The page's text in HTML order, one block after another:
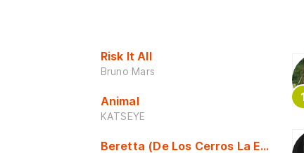
Risk It All
Bruno Mars
Animal
KATSEYE
Beretta (De Los Cerros La Escuela)